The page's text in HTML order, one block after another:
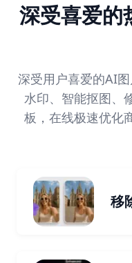
深受喜爱的
深受用户喜爱的AI
水印、智能抠图、
板，在线极速优化
移